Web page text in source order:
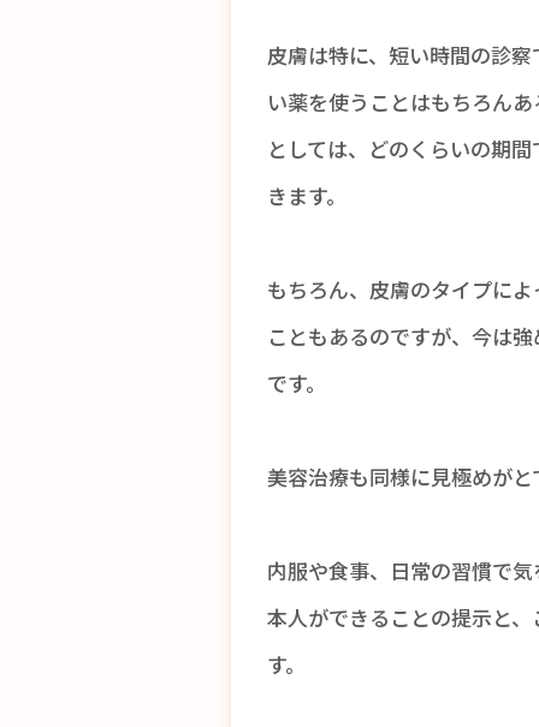
皮膚は特に、短い時間の診
い薬を使うことはもちろん
としては、どのくらいの期
きます。
もちろん、皮膚のタイプに
こともあるのですが、今は
です。
美容治療も同様に見極めがと
内服や食事、日常の習慣で
本人ができることの提示と
す。